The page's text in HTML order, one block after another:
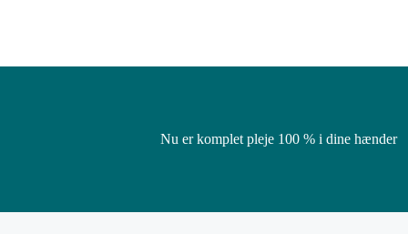
Nu er komplet pleje 100 % i dine hænder